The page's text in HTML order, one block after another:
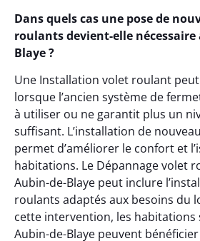
Dans quels cas une pose de
roulants devient-elle nécessaire
Blaye ?
Une Installation volet roulant
lorsque l’ancien système de
à utiliser ou ne garantit plus un
suffisant. L’installation de
permet d’améliorer le confort et
habitations. Le Dépannage volet
Aubin-de-Blaye peut inclure
roulants adaptés aux besoins du
cette intervention, les habitations
Aubin-de-Blaye peuvent